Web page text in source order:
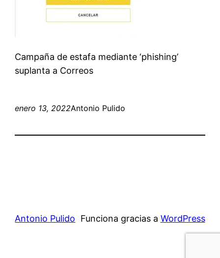
Campaña de estafa mediante ‘phishing’
suplanta a Correos
enero 13, 2022Antonio Pulido
Antonio Pulido Funciona gracias a WordPress